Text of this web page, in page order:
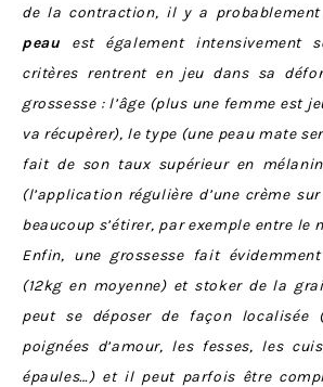
de la contraction, il y a
peau est également intensivement
critères rentrent en jeu dans sa
grossesse : l’âge (plus une femme est
va récupèrer), le type (une peau mate
fait de son taux supérieur en
(l’application régulière d’une crème
beaucoup s’étirer, par exemple entre le
Enfin, une grossesse fait
(12kg en moyenne) et stoker de la
peut se déposer de façon localisée
poignées d’amour, les fesses, les
épaules…) et il peut parfois être